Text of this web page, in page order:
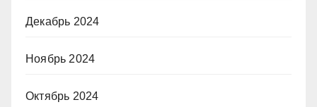
Декабрь 2024
Ноябрь 2024
Октябрь 2024